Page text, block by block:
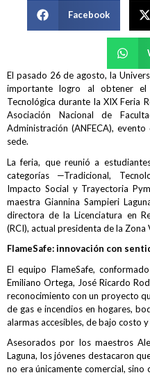
Facebook
El pasado 26 de agosto, la
importante logro al obtener
Tecnológica durante la XIX Feria
Asociación Nacional de
Administración (ANFECA),
sede.
La feria, que reunió a
categorías —Tradicional,
Impacto Social y Trayectoria
maestra Giannina Sampieri
directora de la Licenciatura en
(RCI), actual presidenta de la Zona
FlameSafe: innovación con
El equipo FlameSafe,
Emiliano Ortega, José Ricardo
reconocimiento con un proyecto
de gas e incendios en hogares,
alarmas accesibles, de bajo costo
Asesorados por los maestros
Laguna, los jóvenes destacaron
no era únicamente comercial,